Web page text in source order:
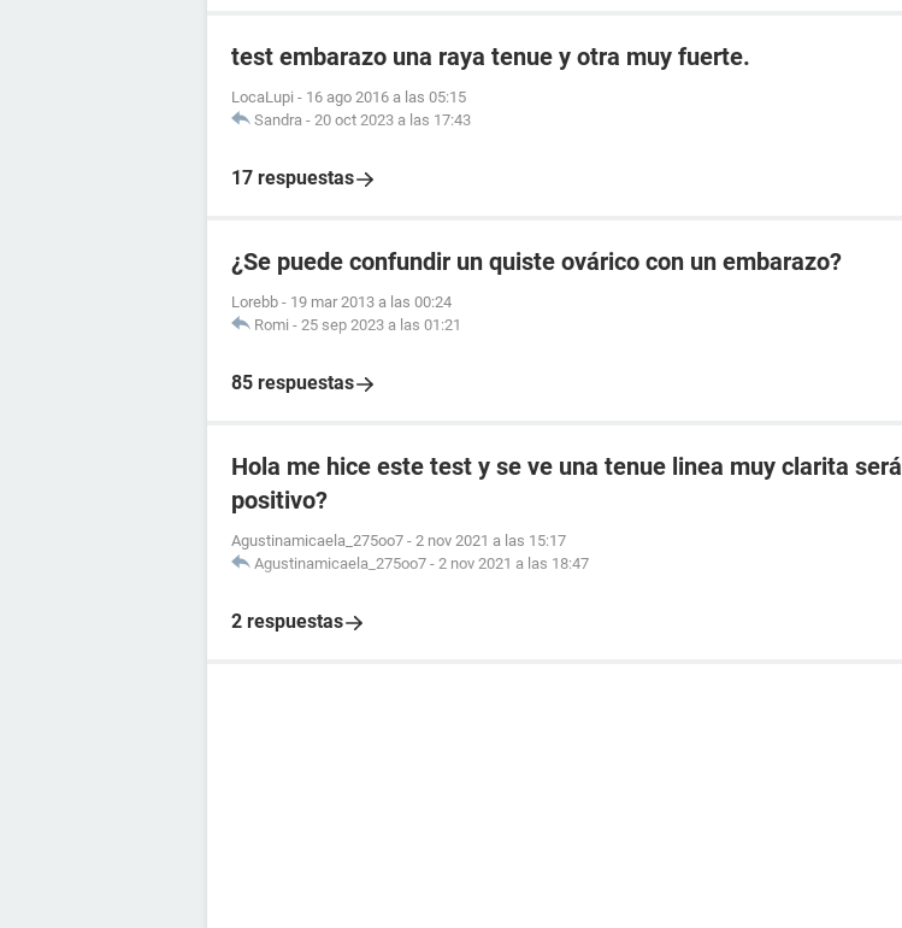
test embarazo una raya tenue y otra muy fuerte.
LocaLupi - 16 ago 2016 a las 05:15
Sandra - 20 oct 2023 a las 17:43
17 respuestas
¿Se puede confundir un quiste ovárico con un embarazo?
Lorebb - 19 mar 2013 a las 00:24
Romi - 25 sep 2023 a las 01:21
85 respuestas
Hola me hice este test y se ve una tenue linea muy clarita será
positivo?
Agustinamicaela_275oo7 - 2 nov 2021 a las 15:17
Agustinamicaela_275oo7 - 2 nov 2021 a las 18:47
2 respuestas